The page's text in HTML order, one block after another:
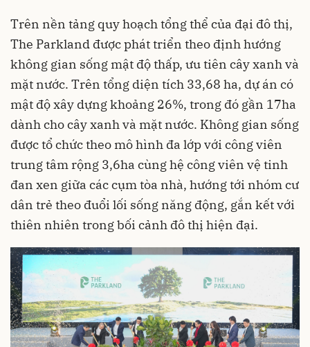
Trên nền tảng quy hoạch tổng thể của đại đô thị,
The Parkland được phát triển theo định hướng
không gian sống mật độ thấp, ưu tiên cây xanh và
mặt nước. Trên tổng diện tích 33,68 ha, dự án có
mật độ xây dựng khoảng 26%, trong đó gần 17ha
dành cho cây xanh và mặt nước. Không gian sống
được tổ chức theo mô hình đa lớp với công viên
trung tâm rộng 3,6ha cùng hệ công viên vệ tinh
đan xen giữa các cụm tòa nhà, hướng tới nhóm cư
dân trẻ theo đuổi lối sống năng động, gắn kết với
thiên nhiên trong bối cảnh đô thị hiện đại.